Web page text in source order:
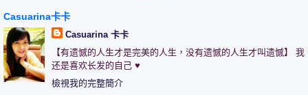
Casuarina卡卡
Casuarina 卡卡
【有遗憾的人生才是完美的人生，没有遗憾的人生才叫遗憾】 我
还是喜欢长发的自己 ♥
檢視我的完整簡介